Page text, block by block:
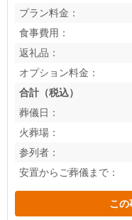
プラン料金：
食事費用：
返礼品：
オプション料金：
合計（税込）
葬儀日：
火葬場：
参列者：
安置からご葬儀まで：
こ